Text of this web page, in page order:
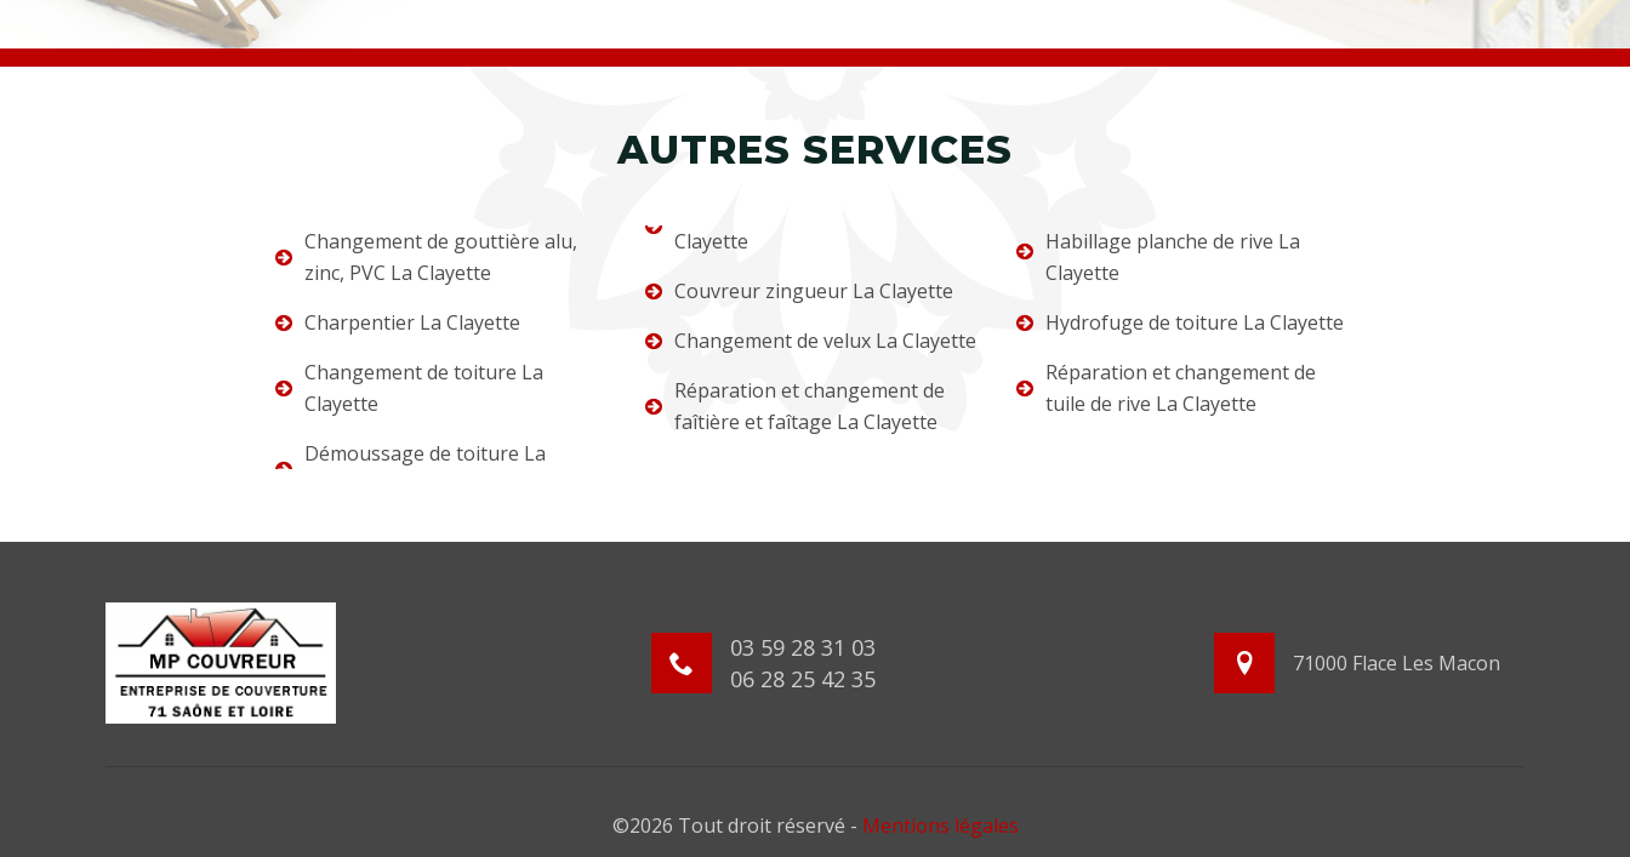
AUTRES SERVICES
Changement de gouttière alu,
zinc, PVC La Clayette
Charpentier La Clayette
Changement de toiture La
Clayette
Démoussage de toiture La
Clayette
Couvreur zingueur La Clayette
Changement de velux La Clayette
Réparation et changement de
faîtière et faîtage La Clayette
Habillage planche de rive La
Clayette
Hydrofuge de toiture La Clayette
Réparation et changement de
tuile de rive La Clayette
03 59 28 31 03
06 28 25 42 35
71000 Flace Les Macon
©2026 Tout droit réservé - Mentions légales